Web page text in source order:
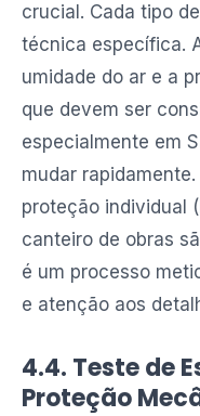
crucial. Cada tipo
técnica específica.
umidade do ar e a
que devem ser
especialmente em
mudar
proteção individual
canteiro de obras
é um processo
e atenção aos
4.4. Teste de
Proteção